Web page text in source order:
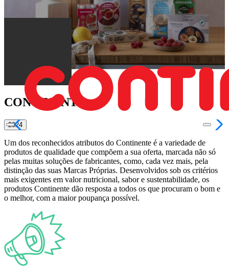
CONTINENTE
2024
Um dos reconhecidos atributos do Continente é a variedade de
produtos de qualidade que compõem a sua oferta, marcada não só
pelas muitas soluções de fabricantes, como, cada vez mais, pela
distinção das suas Marcas Próprias. Desenvolvidos sob os critérios
mais exigentes em valor nutricional, sabor e sustentabilidade, os
produtos Continente dão resposta a todos os que procuram o bom e
o melhor, com a maior poupança possível.